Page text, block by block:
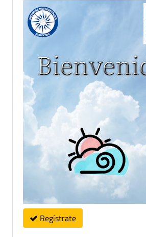
Regístrate